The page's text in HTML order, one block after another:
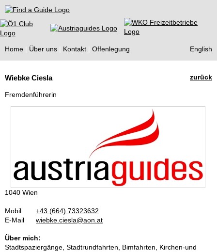
Find a Guide
Home Über uns Kontakt Offenlegung English
Guides
zurück
Wiebke Ciesla
Fremdenführerin
1040 Wien
Mobil
+43 (664) 73323632
E-Mail
wiebke.ciesla@aon.at
Über mich:
Stadtspaziergänge, Stadtrundfahrten, Bimfahrten, Kirchen-und